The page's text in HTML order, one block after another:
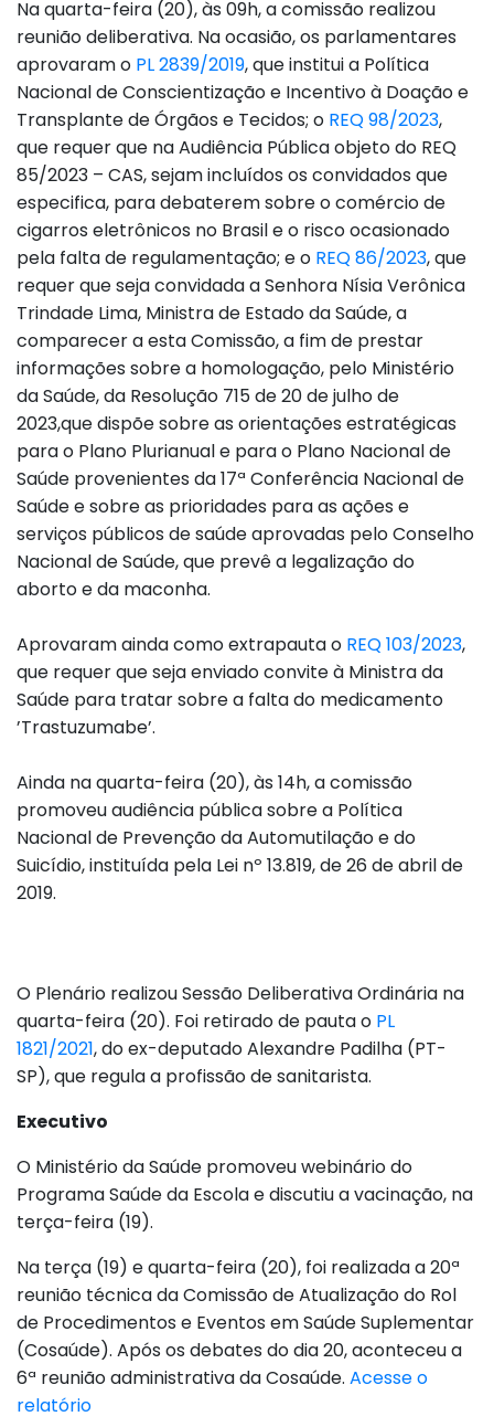
Na quarta-feira (20), às 09h, a comissão realizou
reunião deliberativa. Na ocasião, os parlamentares
aprovaram o PL 2839/2019, que institui a Política
Nacional de Conscientização e Incentivo à Doação e
Transplante de Órgãos e Tecidos; o REQ 98/2023,
que requer que na Audiência Pública objeto do REQ
85/2023 – CAS, sejam incluídos os convidados que
especifica, para debaterem sobre o comércio de
cigarros eletrônicos no Brasil e o risco ocasionado
pela falta de regulamentação; e o REQ 86/2023, que
requer que seja convidada a Senhora Nísia Verônica
Trindade Lima, Ministra de Estado da Saúde, a
comparecer a esta Comissão, a fim de prestar
informações sobre a homologação, pelo Ministério
da Saúde, da Resolução 715 de 20 de julho de
2023,que dispõe sobre as orientações estratégicas
para o Plano Plurianual e para o Plano Nacional de
Saúde provenientes da 17ª Conferência Nacional de
Saúde e sobre as prioridades para as ações e
serviços públicos de saúde aprovadas pelo Conselho
Nacional de Saúde, que prevê a legalização do
aborto e da maconha.
Aprovaram ainda como extrapauta o REQ 103/2023,
que requer que seja enviado convite à Ministra da
Saúde para tratar sobre a falta do medicamento
’Trastuzumabe’.
Ainda na quarta-feira (20), às 14h, a comissão
promoveu audiência pública sobre a Política
Nacional de Prevenção da Automutilação e do
Suicídio, instituída pela Lei nº 13.819, de 26 de abril de
2019.
O Plenário realizou Sessão Deliberativa Ordinária na
quarta-feira (20). Foi retirado de pauta o PL
1821/2021, do ex-deputado Alexandre Padilha (PT-
SP), que regula a profissão de sanitarista.
Executivo
O Ministério da Saúde promoveu webinário do
Programa Saúde da Escola e discutiu a vacinação, na
terça-feira (19).
Na terça (19) e quarta-feira (20), foi realizada a 20ª
reunião técnica da Comissão de Atualização do Rol
de Procedimentos e Eventos em Saúde Suplementar
(Cosaúde). Após os debates do dia 20, aconteceu a
6ª reunião administrativa da Cosaúde. Acesse o
relatório